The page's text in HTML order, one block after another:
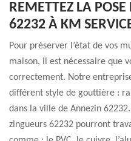
REMETTEZ LA POSE
62232 À KM
Pour préserver l’état de vos
maison, il est nécessaire que
correctement. Notre
différent style de gouttière :
dans la ville de Annezin
zingueurs 62232 pourront